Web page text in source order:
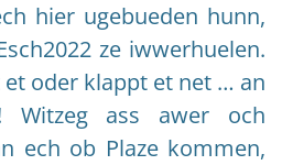
hier ugebueden hunn,
ze iwwerhuelen.
oder klappt et net … an
Witzeg ass awer och
ech ob Plaze kommen,